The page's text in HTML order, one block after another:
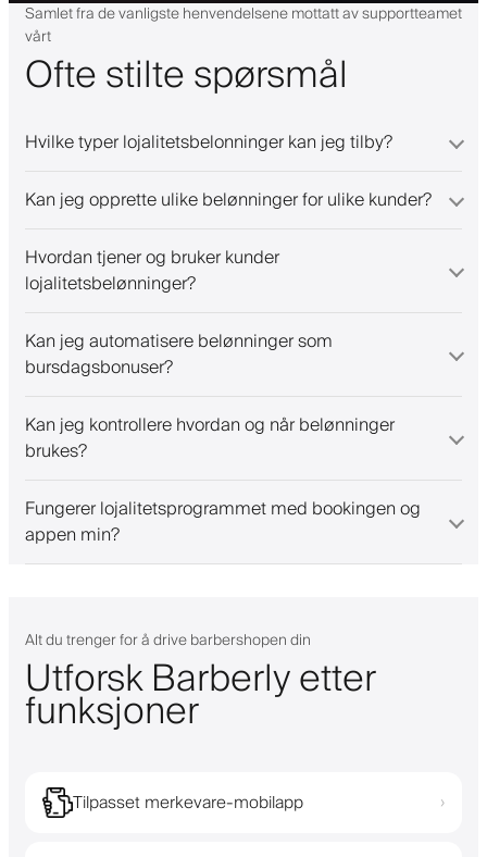
Samlet fra de vanligste henvendelsene mottatt av supportteamet
vårt
Ofte stilte spørsmål
Hvilke typer lojalitetsbelonninger kan jeg tilby?
Kan jeg opprette ulike belønninger for ulike kunder?
Hvordan tjener og bruker kunder
lojalitetsbelønninger?
Kan jeg automatisere belønninger som
bursdagsbonuser?
Kan jeg kontrollere hvordan og når belønninger
brukes?
Fungerer lojalitetsprogrammet med bookingen og
appen min?
Alt du trenger for å drive barbershopen din
Utforsk Barberly etter
funksjoner
Tilpasset merkevare-mobilapp ›